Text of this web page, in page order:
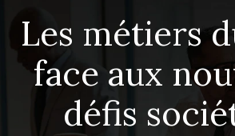
Les métiers
face aux
défis